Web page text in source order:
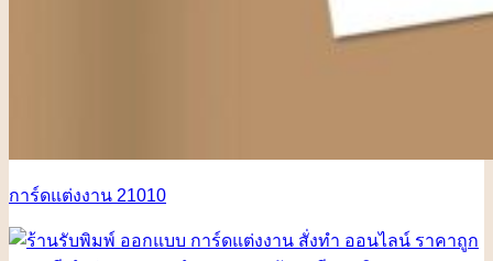
การ์ดแต่งงาน 21010